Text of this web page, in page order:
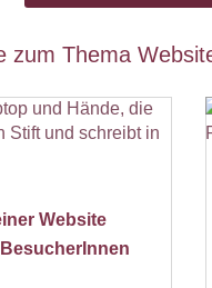
zum Thema
Website